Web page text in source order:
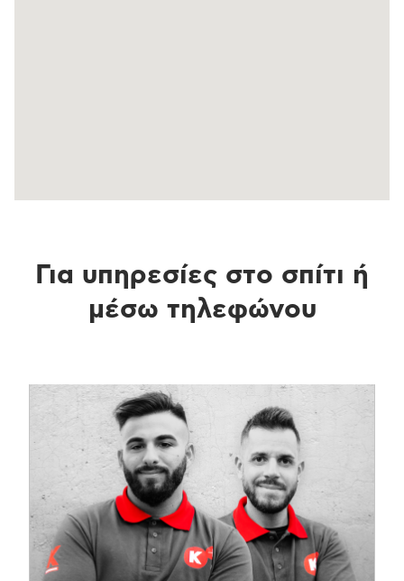
Για υπηρεσίες στο σπίτι ή
μέσω τηλεφώνου